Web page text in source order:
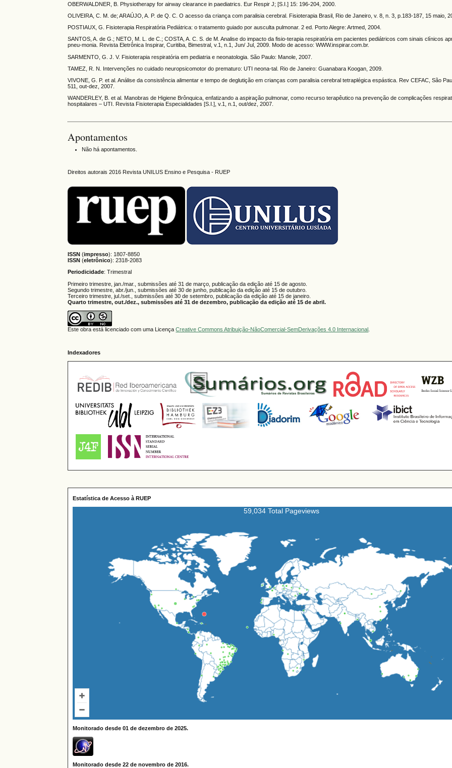
OBERWALDNER, B. Physiotherapy for airway clearance in paediatrics. Eur Respir J; [S.I.] 15: 196-204, 2000.
OLIVEIRA, C. M. de; ARAÚJO, A. P. de Q. C. O acesso da criança com paralisia cerebral. Fisioterapia Brasil, Rio de Janeiro, v. 8, n. 3, p.183-187, 15 maio,
POSTIAUX, G. Fisioterapia Respiratória Pediátrica: o tratamento guiado por ausculta pulmonar. 2 ed. Porto Alegre: Artmed, 2004.
SANTOS, A. de G.; NETO, M. L. de C.; COSTA, A. C. S. de M. Analise do impacto da fisio-terapia respiratória em pacientes pediátricos com sinais clínicos
pneu-monia. Revista Eletrônica Inspirar, Curitiba, Bimestral, v.1, n.1, Jun/ Jul, 2009. Modo de acesso: WWW.inspirar.com.br.
SARMENTO, G. J. V. Fisioterapia respiratória em pediatria e neonatologia. São Paulo: Manole, 2007.
TAMEZ, R. N. Intervenções no cuidado neuropsicomotor do prematuro: UTI neona-tal. Rio de Janeiro: Guanabara Koogan, 2009.
VIVONE, G. P. et al. Análise da consistência alimentar e tempo de deglutição em crianças com paralisia cerebral tetraplégica espástica. Rev CEFAC, São
511, out-dez, 2007.
WANDERLEY, B. et al. Manobras de Higiene Brônquica, enfatizando a aspiração pulmonar, como recurso terapêutico na prevenção de complicações
hospitalares – UTI. Revista Fisioterapia Especialidades [S.I.], v.1, n.1, out/dez, 2007.
Apontamentos
Não há apontamentos.
Direitos autorais 2016 Revista UNILUS Ensino e Pesquisa - RUEP
ISSN (impresso): 1807-8850
ISSN (eletrônico):2318-2083
Periodicidade: Trimestral
Primeiro trimestre, jan./mar., submissões até 31 de março, publicação da edição até 15 de agosto.
Segundo trimestre, abr./jun., submissões até 30 de junho, publicação da edição até 15 de outubro.
Terceiro trimestre, jul./set., submissões até 30 de setembro, publicação da edição até 15 de janeiro.
Quarto trimestre, out./dez., submissões até 31 de dezembro, publicação da edição até 15 de abril.
Este obra está licenciado com uma LicençaCreative Commons Atribuição-NãoComercial-SemDerivações 4.0 Internacional
Indexadores
Estatística de Acesso à RUEP
59,034 Total Pageviews
Monitorado desde 01 de dezembro de 2025.
Monitorado desde 22 de novembro de 2016.